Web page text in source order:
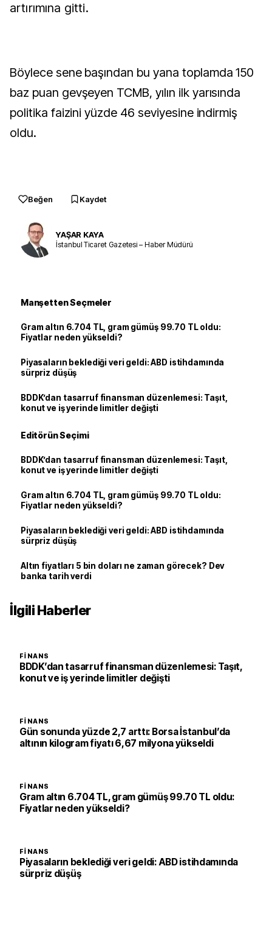
artırımına gitti.
Böylece sene başından bu yana toplamda 150
baz puan gevşeyen TCMB, yılın ilk yarısında
politika faizini yüzde 46 seviyesine indirmiş
oldu.
Beğen Kaydet
YAŞAR KAYA
İstanbul Ticaret Gazetesi – Haber Müdürü
Manşetten Seçmeler
Gram altın 6.704 TL, gram gümüş 99.70 TL oldu:
Fiyatlar neden yükseldi?
Piyasaların beklediği veri geldi: ABD istihdamında
sürpriz düşüş
BDDK’dan tasarruf finansman düzenlemesi: Taşıt,
konut ve iş yerinde limitler değişti
Editörün Seçimi
BDDK’dan tasarruf finansman düzenlemesi: Taşıt,
konut ve iş yerinde limitler değişti
Gram altın 6.704 TL, gram gümüş 99.70 TL oldu:
Fiyatlar neden yükseldi?
Piyasaların beklediği veri geldi: ABD istihdamında
sürpriz düşüş
Altın fiyatları 5 bin doları ne zaman görecek? Dev
banka tarih verdi
İlgili Haberler
FINANS
BDDK’dan tasarruf finansman düzenlemesi: Taşıt,
konut ve iş yerinde limitler değişti
FINANS
Gün sonunda yüzde 2,7 arttı: Borsa İstanbul’da
altının kilogram fiyatı 6,67 milyona yükseldi
FINANS
Gram altın 6.704 TL, gram gümüş 99.70 TL oldu:
Fiyatlar neden yükseldi?
FINANS
Piyasaların beklediği veri geldi: ABD istihdamında
sürpriz düşüş